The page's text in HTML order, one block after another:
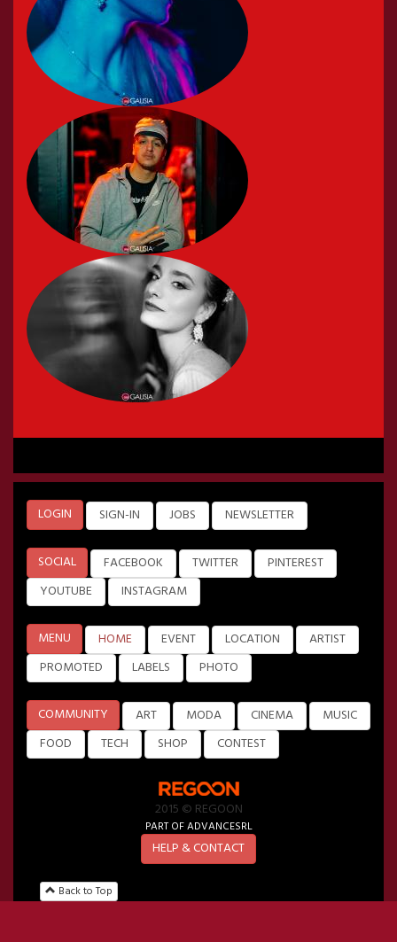
LOGIN SIGN-IN JOBS NEWSLETTER
SOCIAL FACEBOOK TWITTER
PINTEREST
YOUTUBE
INSTAGRAM
MENU HOME EVENT LOCATION
ARTIST
PROMOTED
LABELS PHOTO
COMMUNITY ART MODA CINEMA
MUSIC
FOOD
TECH SHOP CONTEST
2015 © REGOON
PART OF ADVANCESRL
HELP & CONTACT
Back to Top